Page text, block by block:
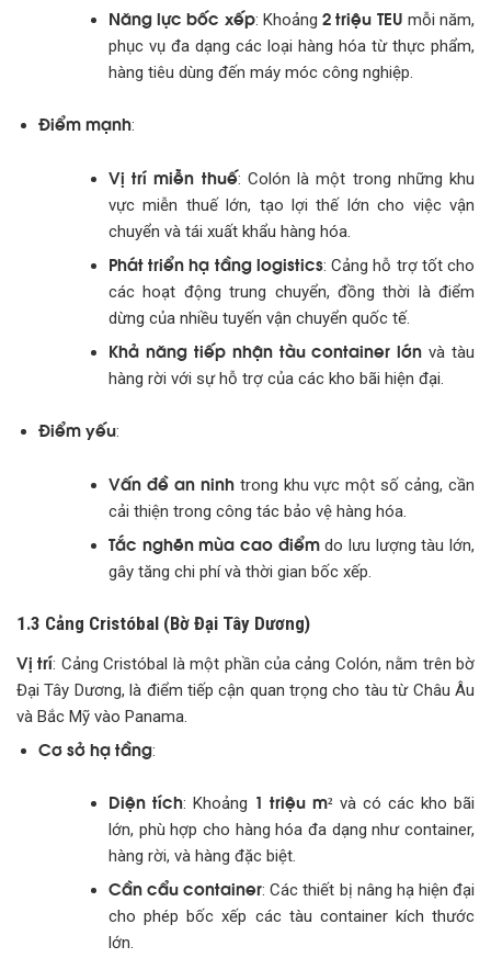
Năng lực bốc xếp: Khoảng2 triệu TEU mỗi năm,
phục vụ đa dạng các loại hàng hóa từ thực phẩm,
hàng tiêu dùng đến máy móc công nghiệp.
Điểm mạnh:
Vị trí miễn thuế: Colón là một trong những khu
vực miễn thuế lớn, tạo lợi thế lớn cho việc vận
chuyển và tái xuất khẩu hàng hóa.
Phát triển hạ tầng logistics: Cảng hỗ trợ tốt cho
các hoạt động trung chuyển, đồng thời là điểm
dừng của nhiều tuyến vận chuyển quốc tế.
Khả năng tiếp nhận tàu container lớn và tàu
hàng rời với sự hỗ trợ của các kho bãi hiện đại.
Điểm yếu:
Vấn đề an ninhtrong khu vực một số cảng, cần
cải thiện trong công tác bảo vệ hàng hóa.
Tắc nghẽn mùa cao điểmdo lưu lượng tàu lớn,
gây tăng chi phí và thời gian bốc xếp.
1.3 Cảng Cristóbal (Bờ Đại Tây Dương)
Vị trí: Cảng Cristóbal là một phần của cảng Colón, nằm trên bờ
Đại Tây Dương, là điểm tiếp cận quan trọng cho tàu từ Châu Âu
và Bắc Mỹ vào Panama.
Cơ sở hạ tầng:
Diện tích: Khoảng 1 triệu m² và có các kho bãi
lớn, phù hợp cho hàng hóa đa dạng như container,
hàng rời, và hàng đặc biệt.
Cần cẩu container: Các thiết bị nâng hạ hiện đại
cho phép bốc xếp các tàu container kích thước
lớn.